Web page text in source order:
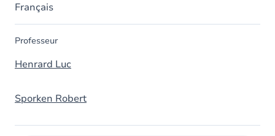
Français
Professeur
Henrard Luc
Sporken Robert